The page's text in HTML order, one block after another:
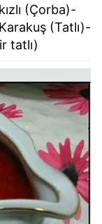
(Çorba)-
(Tatlı)-
tatlı)